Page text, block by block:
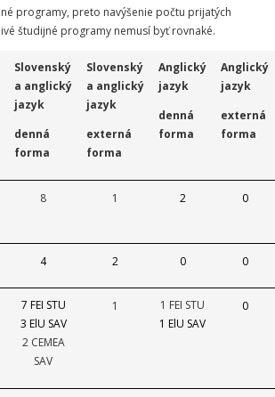
programy, preto navýšenie počtu prijatých
študijné programy nemusí byť rovnaké.
Slovenský
a anglický
jazyk
denná
forma
Slovenský
a anglický
jazyk
externá
forma
Anglický
jazyk
denná
forma
Anglický
jazyk
externá
forma
8 1 2 0
4 2 0 0
7 FEI STU
3 ElU SAV
2 CEMEA
SAV
1
1 FEI STU
1 ElU SAV
0